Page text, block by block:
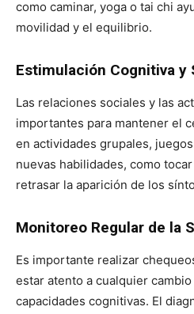
como caminar, yoga o tai chi
movilidad y el equilibrio.
Estimulación Cognitiva y
Las relaciones sociales y las
importantes para mantener el
en actividades grupales,
nuevas habilidades, como
retrasar la aparición de los
Monitoreo Regular de la
Es importante realizar
estar atento a cualquier
capacidades cognitivas. El